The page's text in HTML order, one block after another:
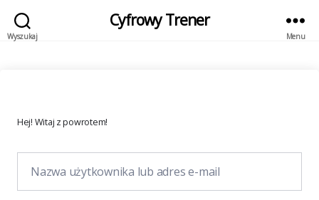
Wyszukaj
Cyfrowy Trener
Menu
Hej! Witaj z powrotem!